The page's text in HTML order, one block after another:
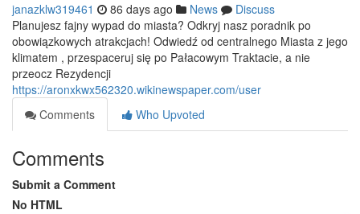
janazklw319461 86 days ago News
Discuss
Planujesz fajny wypad do miasta? Odkryj nasz poradnik po
obowiązkowych atrakcjach! Odwiedź od centralnego Miasta z jego
klimatem , przespaceruj się po Pałacowym Traktacie, a nie
przeocz Rezydencji
https://aronxkwx562320.wikinewspaper.com/user
Comments
Who Upvoted
Comments
Submit a Comment
No HTML